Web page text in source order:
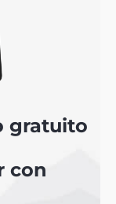
gratuito
con